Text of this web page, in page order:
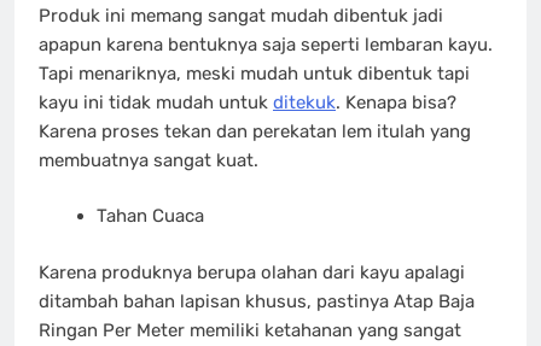
Produk ini memang sangat mudah dibentuk jadi
apapun karena bentuknya saja seperti lembaran kayu.
Tapi menariknya, meski mudah untuk dibentuk tapi
kayu ini tidak mudah untuk ditekuk. Kenapa bisa?
Karena proses tekan dan perekatan lem itulah yang
membuatnya sangat kuat.
Tahan Cuaca
Karena produknya berupa olahan dari kayu apalagi
ditambah bahan lapisan khusus, pastinya Atap Baja
Ringan Per Meter memiliki ketahanan yang sangat